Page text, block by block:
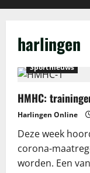
harlingen
Sportnieuws
HMHC:
Harlingen Online
Deze week
corona-
worden. Een